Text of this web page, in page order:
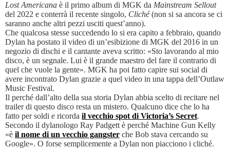
Lost Americana è il primo album di MGK da Mainstream Sellout
del 2022 e conterrà il recente singolo, Cliché(non si sa ancora se ci
saranno anche altri pezzi usciti quest’anno).
Che qualcosa stesse succedendo lo si era capito a febbraio, quando
Dylan ha postato il video di un’esibizione di MGK del 2016 in un
negozio di dischi e il cantante aveva scritto: «Sto lavorando al mio
disco, è un segnale. Lui è il grande maestro del fare il contrario di
quel che vuole la gente». MGK ha poi fatto capire sui social di
avere incontrato Dylan grazie a quel video in una tappa dell’Outlaw
Music Festival.
Il perché dall’alto della sua storia Dylan abbia scelto di recitare nel
trailer di questo disco resta un mistero. Qualcuno dice che lo ha
fatto per soldi e ricorda il vecchio spot di Victoria’s Secret.
Secondo il dylanologo Ray Padgett è perché Machine Gun Kelly
«è il nome di un vecchio gangster che Bob stava cercando su
Google». O forse semplicemente a Dylan non piacciono i cliché.